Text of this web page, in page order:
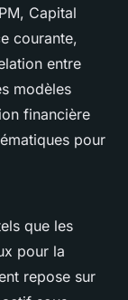
Capital
courante,
entre
modèles
financière
pour
que les
pour la
repose sur